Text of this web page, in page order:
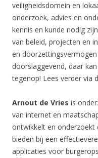
veiligheidsdomein en
onderzoek, advies en
kennis en kunde nodig
van beleid, projecten en
en
doorslaggevend, daar kan
tegenop! Lees verder via
Arnout de Vries is
van internet en
ontwikkelt en onderzoekt
bieden bij een
applicaties voor